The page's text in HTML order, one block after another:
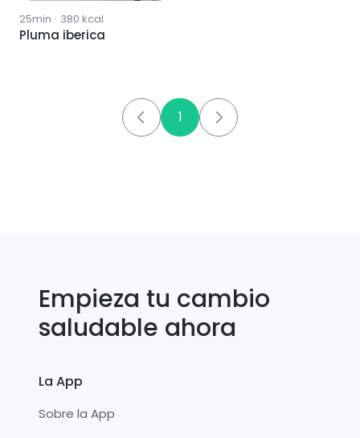
25min · 380 kcal
Pluma iberica
1
Empieza tu cambio
saludable ahora
La App
Sobre la App